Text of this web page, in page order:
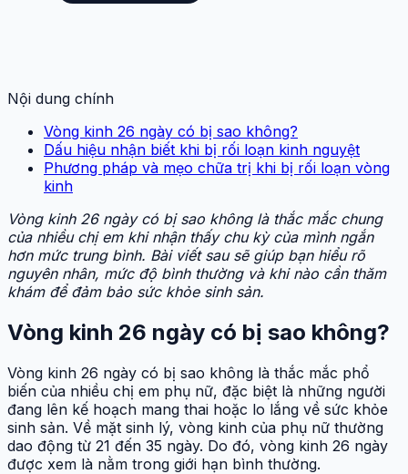
Nội dung chính
Vòng kinh 26 ngày có bị sao không?
Dấu hiệu nhận biết khi bị rối loạn kinh nguyệt
Phương pháp và mẹo chữa trị khi bị rối loạn vòng
kinh
Vòng kinh 26 ngày có bị sao không là thắc mắc chung
của nhiều chị em khi nhận thấy chu kỳ của mình ngắn
hơn mức trung bình. Bài viết sau sẽ giúp bạn hiểu rõ
nguyên nhân, mức độ bình thường và khi nào cần thăm
khám để đảm bảo sức khỏe sinh sản.
Vòng kinh 26 ngày có bị sao không?
Vòng kinh 26 ngày có bị sao không là thắc mắc phổ
biến của nhiều chị em phụ nữ, đặc biệt là những người
đang lên kế hoạch mang thai hoặc lo lắng về sức khỏe
sinh sản. Về mặt sinh lý, vòng kinh của phụ nữ thường
dao động từ 21 đến 35 ngày. Do đó, vòng kinh 26 ngày
được xem là nằm trong giới hạn bình thường.